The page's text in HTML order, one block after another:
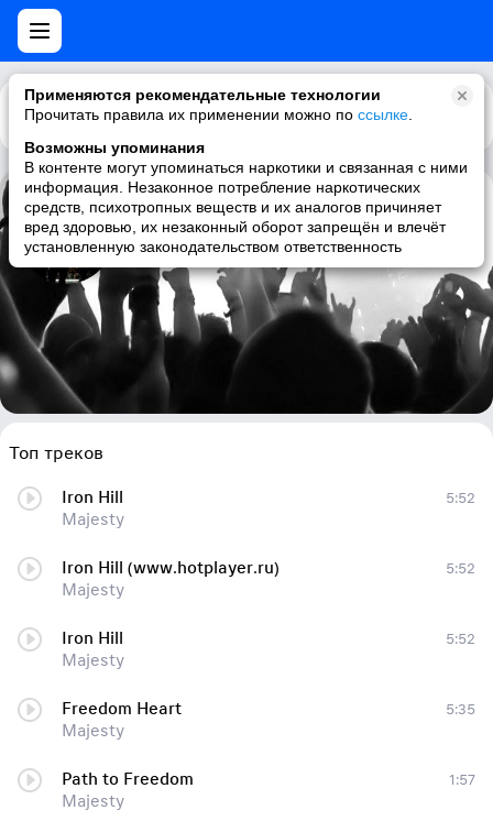
Применяются рекомендательные технологии
Прочитать правила их применении можно по ссылке
Возможны упоминания
В контенте могут упоминаться наркотики и связанная с ними
информация. Незаконное потребление наркотических
средств, психотропных веществ и их аналогов причиняет
вред здоровью, их незаконный оборот запрещён и влечёт
установленную законодательством ответственность
Каталог Рекомендации
Majesty
heavy metal, power metal, true metal, metal
Топ треков
Iron Hill
Majesty
5:52
Iron Hill (www.hotplayer.ru)
Majesty
5:52
Iron Hill
Majesty
5:52
Freedom Heart
Majesty
5:35
Path to Freedom
Majesty
1:57